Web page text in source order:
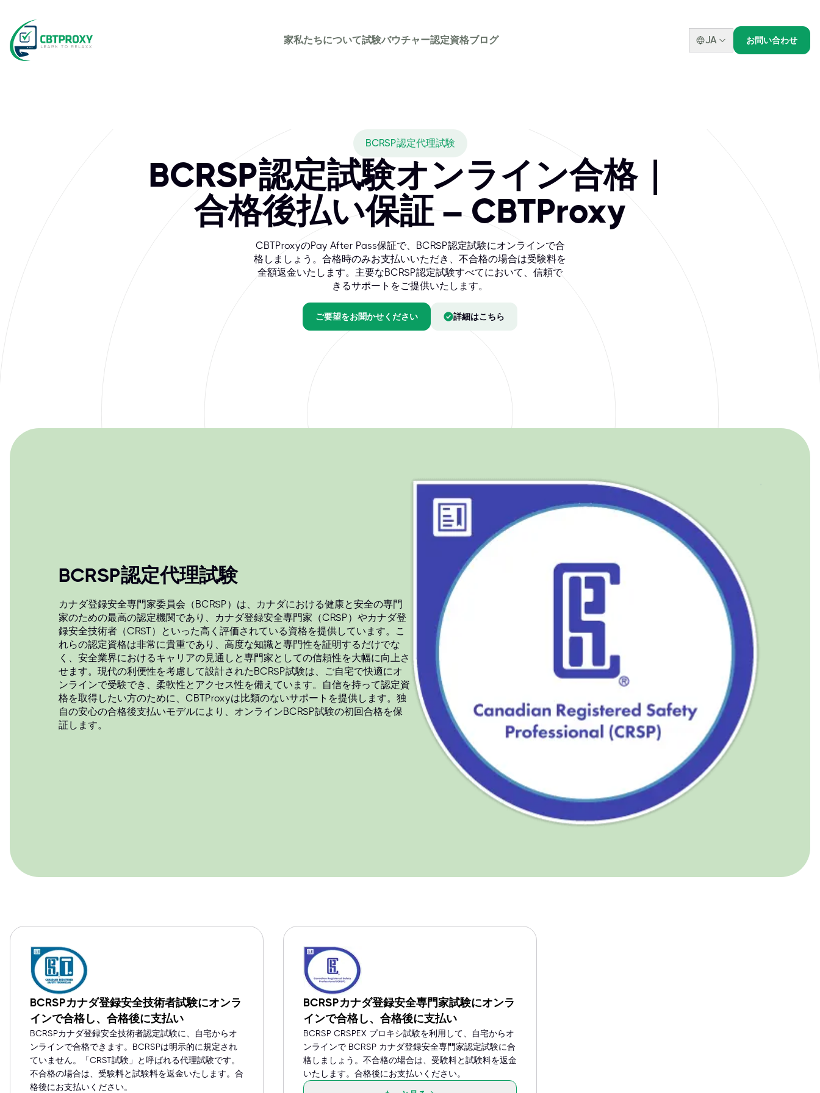
家私たちについて試験バウチャー認定資格ブログ JA お問い合わせ
BCRSP認定代理試験
BCRSP認定試験オンライン合格｜
合格後払い保証 – CBTProxy
CBTProxyのPay After Pass保証で、BCRSP認定試験にオンラインで合
格しましょう。合格時のみお支払いいただき、不合格の場合は受験料を
全額返金いたします。主要なBCRSP認定試験すべてにおいて、信頼で
きるサポートをご提供いたします。
ご要望をお聞かせください 詳細はこちら
BCRSP認定代理試験
カナダ登録安全専門家委員会（BCRSP）は、カナダにおける健康と安全の専門
家のための最高の認定機関であり、カナダ登録安全専門家（CRSP）やカナダ登
録安全技術者（CRST）といった高く評価されている資格を提供しています。こ
れらの認定資格は非常に貴重であり、高度な知識と専門性を証明するだけでな
く、安全業界におけるキャリアの見通しと専門家としての信頼性を大幅に向上さ
せます。現代の利便性を考慮して設計されたBCRSP試験は、ご自宅で快適にオ
ンラインで受験でき、柔軟性とアクセス性を備えています。自信を持って認定資
格を取得したい方のために、CBTProxyは比類のないサポートを提供します。独
自の安心の合格後支払いモデルにより、オンラインBCRSP試験の初回合格を保
証します。
BCRSPカナダ登録安全技術者試験にオンラ
インで合格し、合格後に支払い
BCRSPカナダ登録安全技術者認定試験に、自宅からオ
ンラインで合格できます。BCRSPは明示的に規定され
ていません。「CRST試験」と呼ばれる代理試験です。
不合格の場合は、受験料と試験料を返金いたします。合
格後にお支払いください。
BCRSPカナダ登録安全専門家試験にオンラ
インで合格し、合格後に支払い
BCRSP CRSPEX プロキシ試験を利用して、自宅からオ
ンラインで BCRSP カナダ登録安全専門家認定試験に合
格しましょう。不合格の場合は、受験料と試験料を返金
いたします。合格後にお支払いください。